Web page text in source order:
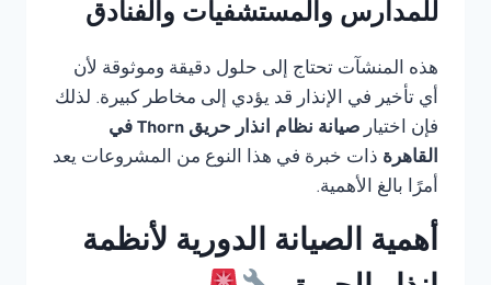
للمدارس والمستشفيات والفنادق
هذه المنشآت تحتاج إلى حلول دقيقة وموثوقة لأن
أي تأخير في الإنذار قد يؤدي إلى مخاطر كبيرة. لذلك
فإن اختيار
صيانة نظام انذار حريق Thorn في
القاهرة ذات خبرة في هذا النوع من المشروعات يعد
أمرًا بالغ الأهمية.
أهمية الصيانة الدورية لأنظمة